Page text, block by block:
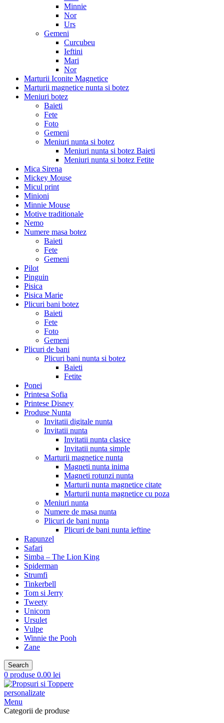
Minnie
Nor
Urs
Gemeni
Curcubeu
Ieftini
Mari
Nor
Marturii Iconite Magnetice
Marturii magnetice nunta si botez
Meniuri botez
Baieti
Fete
Foto
Gemeni
Meniuri nunta si botez
Meniuri nunta si botez Baieti
Meniuri nunta si botez Fetite
Mica Sirena
Mickey Mouse
Micul print
Minioni
Minnie Mouse
Motive traditionale
Nemo
Numere masa botez
Baieti
Fete
Gemeni
Pilot
Pinguin
Pisica
Pisica Marie
Plicuri bani botez
Baieti
Fete
Foto
Gemeni
Plicuri de bani
Plicuri bani nunta si botez
Baieti
Fetite
Ponei
Printesa Sofia
Printese Disney
Produse Nunta
Invitatii digitale nunta
Invitatii nunta
Invitatii nunta clasice
Invitatii nunta simple
Marturii magnetice nunta
Magneti nunta inima
Magneti rotunzi nunta
Marturii nunta magnetice citate
Marturii nunta magnetice cu poza
Meniuri nunta
Numere de masa nunta
Plicuri de bani nunta
Plicuri de bani nunta ieftine
Rapunzel
Safari
Simba – The Lion King
Spiderman
Strumfi
Tinkerbell
Tom si Jerry
Tweety
Unicorn
Ursulet
Vulpe
Winnie the Pooh
Zane
Search
0 produse 0.00 lei
Menu
Categorii de produse